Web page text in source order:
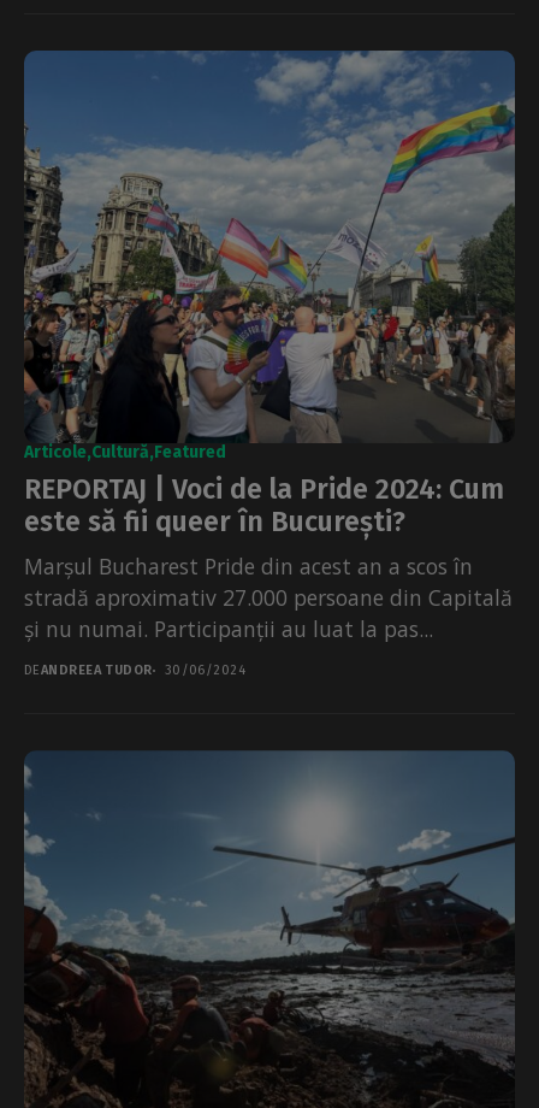
Articole Cultură Featured
REPORTAJ | Voci de la Pride 2024: Cum
este să fii queer în București?
Marșul Bucharest Pride din acest an a scos în
stradă aproximativ 27.000 persoane din Capitală
și nu numai. Participanții au luat la pas...
DEANDREEA TUDOR 30/06/2024